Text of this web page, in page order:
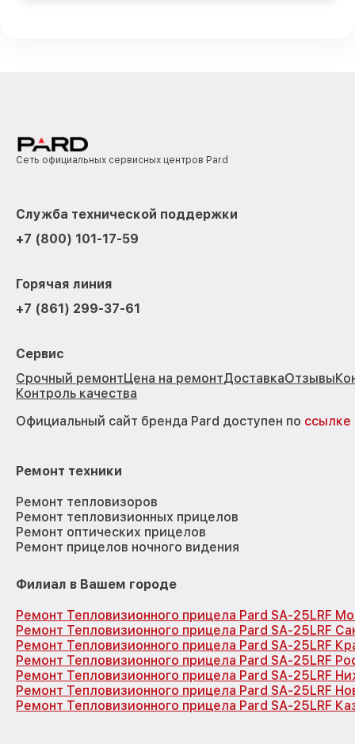
Сеть официальных сервисных центров Pard
Служба технической поддержки
+7 (800) 101-17-59
Горячая линия
+7 (861) 299-37-61
Сервис
Срочный ремонтЦена на ремонтДоставкаОтзывы
Контроль качества
Официальный сайт бренда Pard доступен по ссылке
Ремонт техники
Ремонт тепловизоров
Ремонт тепловизионных прицелов
Ремонт оптических прицелов
Ремонт прицелов ночного видения
Филиал в Вашем городе
Ремонт Тепловизионного прицела Pard SA-25LRF
Ремонт Тепловизионного прицела Pard SA-25LRF
Ремонт Тепловизионного прицела Pard SA-25LRF
Ремонт Тепловизионного прицела Pard SA-25LRF
Ремонт Тепловизионного прицела Pard SA-25LRF
Ремонт Тепловизионного прицела Pard SA-25LRF
Ремонт Тепловизионного прицела Pard SA-25LRF